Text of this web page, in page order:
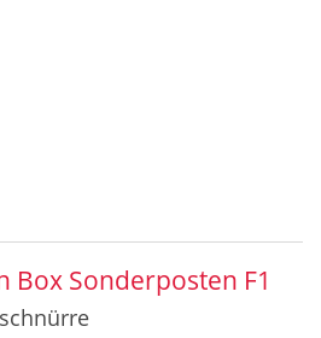
Box Sonderposten F1